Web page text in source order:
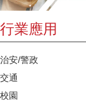
行業應用
治安/警政
交通
校園